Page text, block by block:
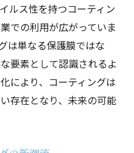
革新とは
新しい技術の境地
次なるステージ
技術者たちの努力
驚異のパフォーマンス
発の最前線
ルス性を持つコーティン
での利用が広がっていま
は単なる保護膜ではな
要素として認識されるよ
により、コーティングは
存在となり、未来の可能